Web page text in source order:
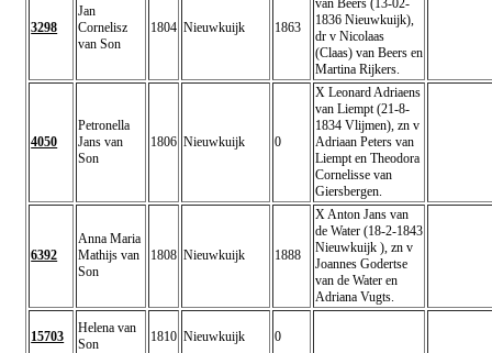
3298
Jan
Cornelisz
van Son
1804 Nieuwkuijk 1863
van Beers (13-02-
1836 Nieuwkuijk),
dr v Nicolaas
(Claas) van Beers en
Martina Rijkers.
4050
Petronella
Jans van
Son
1806 Nieuwkuijk 0
X Leonard Adriaens
van Liempt (21-8-
1834 Vlijmen), zn v
Adriaan Peters van
Liempt en Theodora
Cornelisse van
Giersbergen.
6392
Anna Maria
Mathijs van
Son
1808 Nieuwkuijk 1888
X Anton Jans van
de Water (18-2-1843
Nieuwkuijk ), zn v
Joannes Godertse
van de Water en
Adriana Vugts.
15703
Helena van
Son
1810 Nieuwkuijk 0